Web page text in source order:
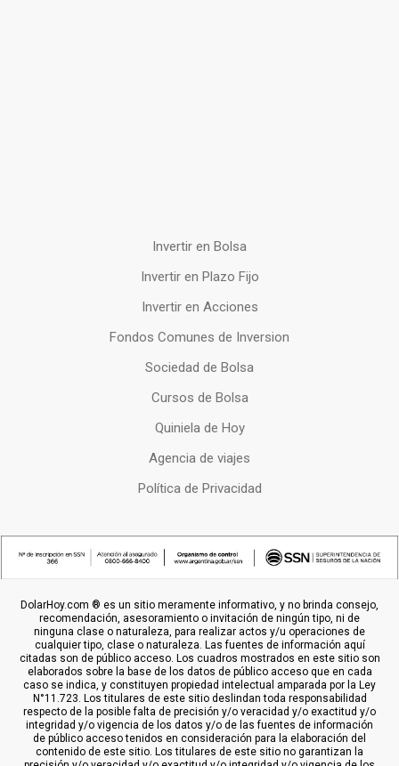
Invertir en Bolsa
Invertir en Plazo Fijo
Invertir en Acciones
Fondos Comunes de Inversion
Sociedad de Bolsa
Cursos de Bolsa
Quiniela de Hoy
Agencia de viajes
Política de Privacidad
DolarHoy.com ® es un sitio meramente informativo, y no brinda consejo,
recomendación, asesoramiento o invitación de ningún tipo, ni de
ninguna clase o naturaleza, para realizar actos y/u operaciones de
cualquier tipo, clase o naturaleza. Las fuentes de información aquí
citadas son de público acceso. Los cuadros mostrados en este sitio son
elaborados sobre la base de los datos de público acceso que en cada
caso se indica, y constituyen propiedad intelectual amparada por la Ley
N°11.723. Los titulares de este sitio deslindan toda responsabilidad
respecto de la posible falta de precisión y/o veracidad y/o exactitud y/o
integridad y/o vigencia de los datos y/o de las fuentes de información
de público acceso tenidos en consideración para la elaboración del
contenido de este sitio. Los titulares de este sitio no garantizan la